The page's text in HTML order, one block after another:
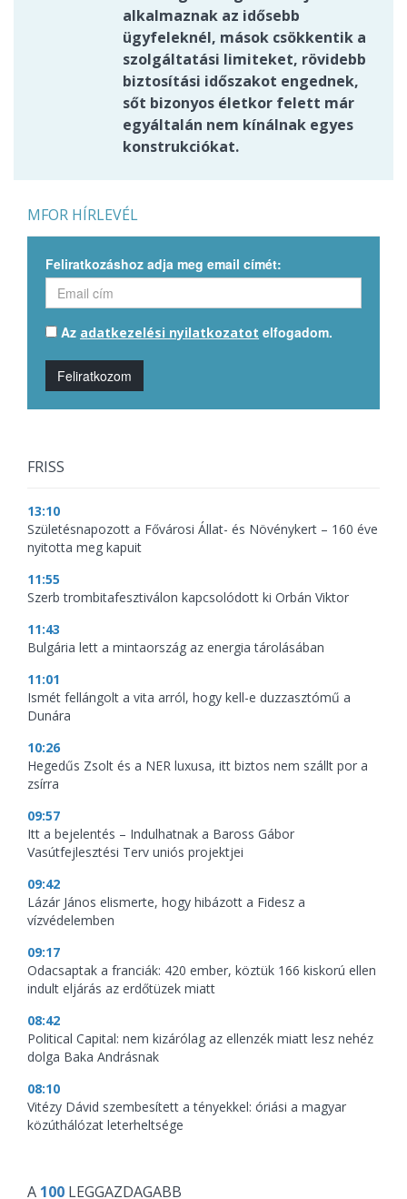
alkalmaznak az idősebb
ügyfeleknél, mások csökkentik a
szolgáltatási limiteket, rövidebb
biztosítási időszakot engednek,
sőt bizonyos életkor felett már
egyáltalán nem kínálnak egyes
konstrukciókat.
MFOR HÍRLEVÉL
Feliratkozáshoz adja meg email címét:
Az adatkezelési nyilatkozatot elfogadom.
Feliratkozom
FRISS
13:10
Születésnapozott a Fővárosi Állat- és Növénykert – 160 éve
nyitotta meg kapuit
11:55
Szerb trombitafesztiválon kapcsolódott ki Orbán Viktor
11:43
Bulgária lett a mintaország az energia tárolásában
11:01
Ismét fellángolt a vita arról, hogy kell-e duzzasztómű a
Dunára
10:26
Hegedűs Zsolt és a NER luxusa, itt biztos nem szállt por a
zsírra
09:57
Itt a bejelentés – Indulhatnak a Baross Gábor
Vasútfejlesztési Terv uniós projektjei
09:42
Lázár János elismerte, hogy hibázott a Fidesz a
vízvédelemben
09:17
Odacsaptak a franciák: 420 ember, köztük 166 kiskorú ellen
indult eljárás az erdőtüzek miatt
08:42
Political Capital: nem kizárólag az ellenzék miatt lesz nehéz
dolga Baka Andrásnak
08:10
Vitézy Dávid szembesített a tényekkel: óriási a magyar
közúthálózat leterheltsége
A 100 LEGGAZDAGABB